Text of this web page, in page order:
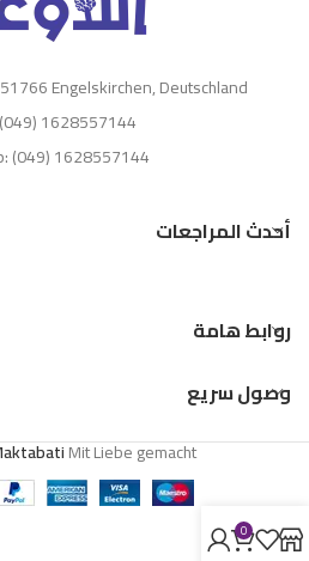
Engelskirchen, Deutschland
1628557144
(049) 1628557144
أحدث المراجعات
روابط هامة
وصول سريع
Mit Liebe gemacht
0